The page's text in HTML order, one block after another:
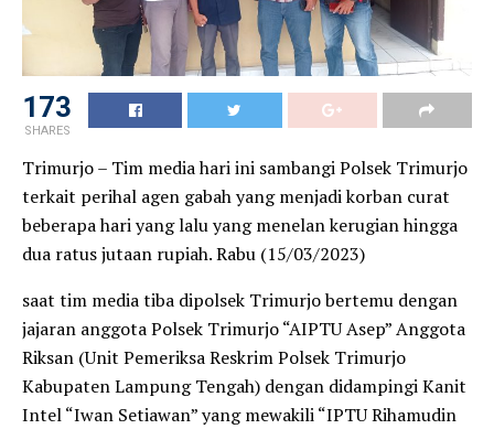
173
SHARES
Trimurjo – Tim media hari ini sambangi Polsek Trimurjo
terkait perihal agen gabah yang menjadi korban curat
beberapa hari yang lalu yang menelan kerugian hingga
dua ratus jutaan rupiah. Rabu (15/03/2023)
saat tim media tiba dipolsek Trimurjo bertemu dengan
jajaran anggota Polsek Trimurjo “AIPTU Asep” Anggota
Riksan (Unit Pemeriksa Reskrim Polsek Trimurjo
Kabupaten Lampung Tengah) dengan didampingi Kanit
Intel “Iwan Setiawan” yang mewakili “IPTU Rihamudin